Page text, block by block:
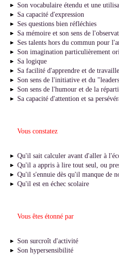
Son vocabulaire étendu et une
Sa capacité d'expression
Ses questions bien réfléchies
Sa mémoire et son sens de
Ses talents hors du commun pour
Son imagination particulièrement
Sa logique
Sa facilité d'apprendre et de
Son sens de l'initiative et du
Son sens de l'humour et de la
Sa capacité d'attention et sa
Vous constatez
Qu'il sait calculer avant d'aller à
Qu'il a appris à lire tout seul, ou
Qu'il s'ennuie dès qu'il manque de
Qu'il est en échec scolaire
Vous êtes étonné par
Son surcroît d'activité
Son hypersensibilité